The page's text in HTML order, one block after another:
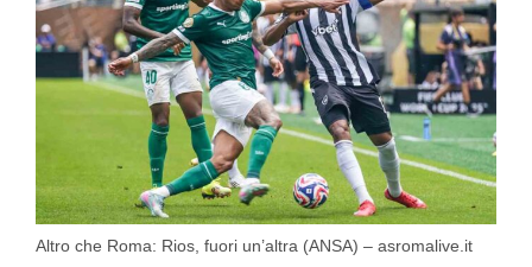
Altro che Roma: Rios, fuori un’altra (ANSA) – asromalive.it